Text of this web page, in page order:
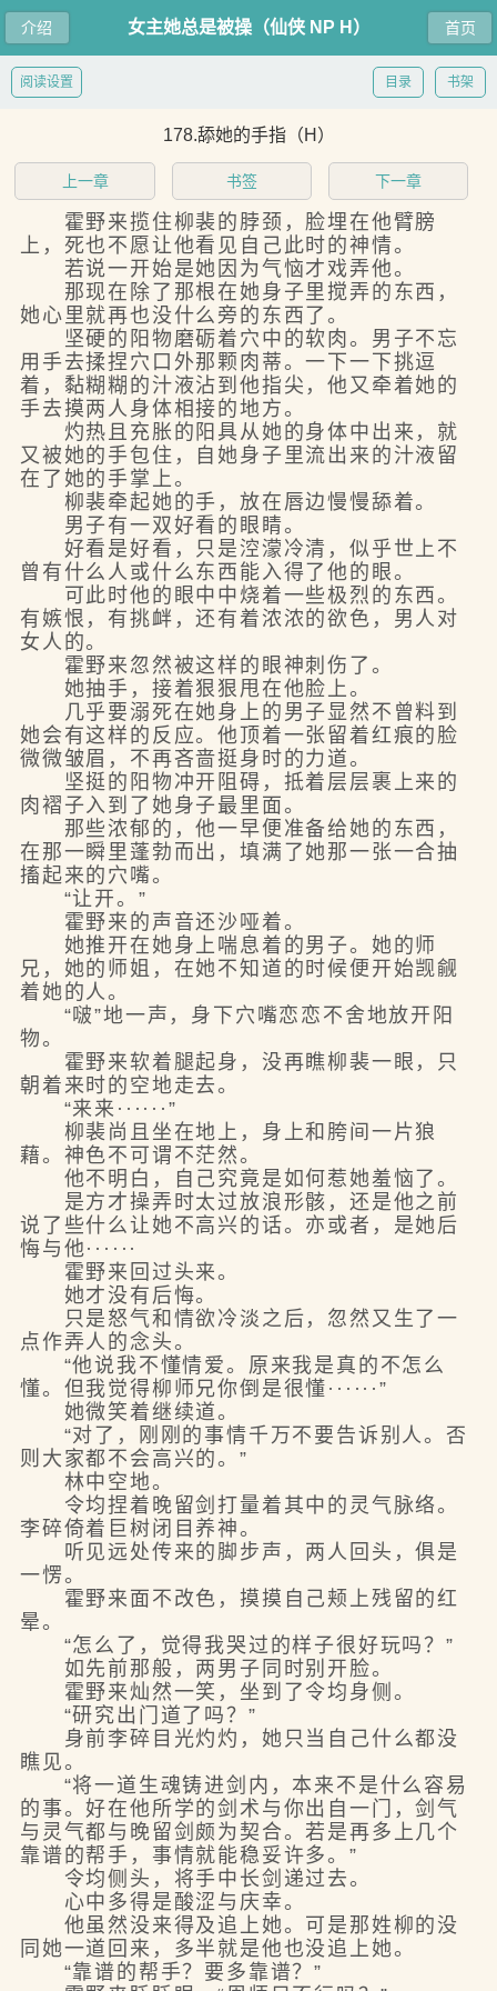
介绍 首页
女主她总是被操（仙侠 NP H）
书架
目录
阅读设置
178.舔她的手指（H）
上一章 书签 下一章
霍野来揽住柳裴的脖颈，脸埋在他臂膀
上，死也不愿让他看见自己此时的神情。
若说一开始是她因为气恼才戏弄他。
那现在除了那根在她身子里搅弄的东西，
她心里就再也没什么旁的东西了。
坚硬的阳物磨砺着穴中的软肉。男子不忘
用手去揉捏穴口外那颗肉蒂。一下一下挑逗
着，黏糊糊的汁液沾到他指尖，他又牵着她的
手去摸两人身体相接的地方。
灼热且充胀的阳具从她的身体中出来，就
又被她的手包住，自她身子里流出来的汁液留
在了她的手掌上。
柳裴牵起她的手，放在唇边慢慢舔着。
男子有一双好看的眼睛。
好看是好看，只是涳濛冷清，似乎世上不
曾有什么人或什么东西能入得了他的眼。
可此时他的眼中中烧着一些极烈的东西。
有嫉恨，有挑衅，还有着浓浓的欲色，男人对
女人的。
霍野来忽然被这样的眼神刺伤了。
她抽手，接着狠狠甩在他脸上。
几乎要溺死在她身上的男子显然不曾料到
她会有这样的反应。他顶着一张留着红痕的脸
微微皱眉，不再吝啬挺身时的力道。
坚挺的阳物冲开阻碍，抵着层层裹上来的
肉褶子入到了她身子最里面。
那些浓郁的，他一早便准备给她的东西，
在那一瞬里蓬勃而出，填满了她那一张一合抽
搐起来的穴嘴。
“让开。”
霍野来的声音还沙哑着。
她推开在她身上喘息着的男子。她的师
兄，她的师姐，在她不知道的时候便开始觊觎
着她的人。
“啵”地一声，身下穴嘴恋恋不舍地放开阳
物。
霍野来软着腿起身，没再瞧柳裴一眼，只
朝着来时的空地走去。
“来来······”
柳裴尚且坐在地上，身上和胯间一片狼
藉。神色不可谓不茫然。
他不明白，自己究竟是如何惹她羞恼了。
是方才操弄时太过放浪形骸，还是他之前
说了些什么让她不高兴的话。亦或者，是她后
悔与他······
霍野来回过头来。
她才没有后悔。
只是怒气和情欲冷淡之后，忽然又生了一
点作弄人的念头。
“他说我不懂情爱。原来我是真的不怎么
懂。但我觉得柳师兄你倒是很懂······”
她微笑着继续道。
“对了，刚刚的事情千万不要告诉别人。否
则大家都不会高兴的。”
林中空地。
令均捏着晚留剑打量着其中的灵气脉络。
李碎倚着巨树闭目养神。
听见远处传来的脚步声，两人回头，俱是
一愣。
霍野来面不改色，摸摸自己颊上残留的红
晕。
“怎么了，觉得我哭过的样子很好玩吗？”
如先前那般，两男子同时别开脸。
霍野来灿然一笑，坐到了令均身侧。
“研究出门道了吗？”
身前李碎目光灼灼，她只当自己什么都没
瞧见。
“将一道生魂铸进剑内，本来不是什么容易
的事。好在他所学的剑术与你出自一门，剑气
与灵气都与晚留剑颇为契合。若是再多上几个
靠谱的帮手，事情就能稳妥许多。”
令均侧头，将手中长剑递过去。
心中多得是酸涩与庆幸。
他虽然没来得及追上她。可是那姓柳的没
同她一道回来，多半就是他也没追上她。
“靠谱的帮手？要多靠谱？”